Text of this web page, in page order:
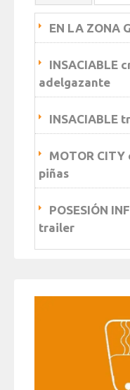
EN LA ZONA
INSACIABLE
adelgazante
INSACIABLE
MOTOR
piñas
POSESIÓN
trailer